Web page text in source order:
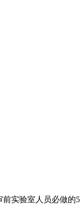
前实验室人员必做的5